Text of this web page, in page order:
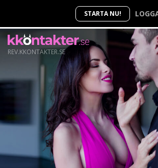
STARTA NU!
REV.KKONTAKTER.SE